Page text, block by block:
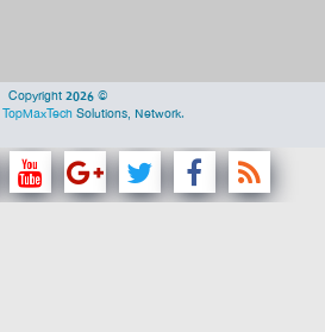
Copyright 2026 ©
TopMaxTechSolutions, Network.